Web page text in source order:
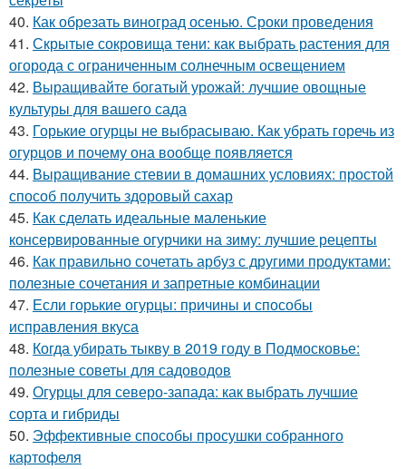
40. Как обрезать виноград осенью. Сроки проведения
41. Скрытые сокровища тени: как выбрать растения для
огорода с ограниченным солнечным освещением
42. Выращивайте богатый урожай: лучшие овощные
культуры для вашего сада
43. Горькие огурцы не выбрасываю. Как убрать горечь из
огурцов и почему она вообще появляется
44. Выращивание стевии в домашних условиях: простой
способ получить здоровый сахар
45. Как сделать идеальные маленькие
консервированные огурчики на зиму: лучшие рецепты
46. Как правильно сочетать арбуз с другими продуктами:
полезные сочетания и запретные комбинации
47. Если горькие огурцы: причины и способы
исправления вкуса
48. Когда убирать тыкву в 2019 году в Подмосковье:
полезные советы для садоводов
49. Огурцы для северо-запада: как выбрать лучшие
сорта и гибриды
50. Эффективные способы просушки собранного
картофеля